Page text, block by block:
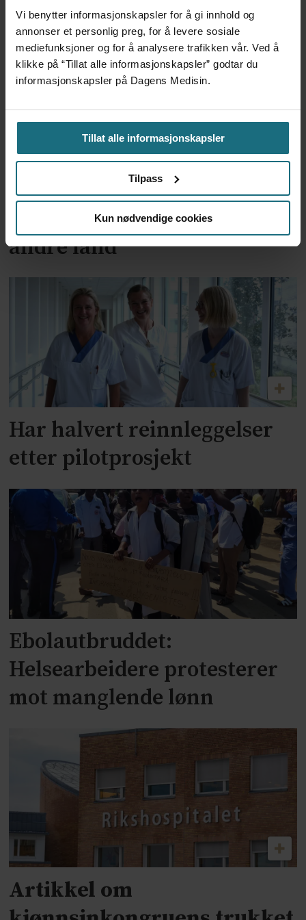
Vi benytter informasjonskapsler for å gi innhold og
annonser et personlig preg, for å levere sosiale
mediefunksjoner og for å analysere trafikken vår. Ved å
klikke på “Tillat alle informasjonskapsler” godtar du
informasjonskapsler på Dagens Medisin.
Tillat alle informasjonskapsler
Tilpass
Kun nødvendige cookies
Ingen planer om å revidere
omdiskutert retningslinje –
nå må direktoratet se til
andre land
Har halvert reinnleggelser
etter pilotprosjekt
Ebolautbruddet:
Helsearbeidere protesterer
mot manglende lønn
Artikkel om